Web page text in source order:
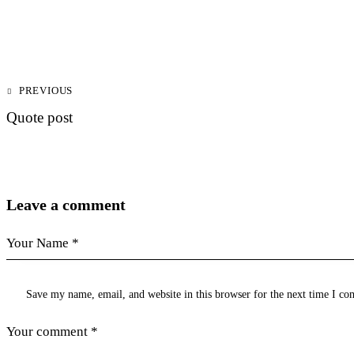
Post
navigation
PREVIOUS
Quote post
Leave a comment
Save my name, email, and website in this browser for the next time I